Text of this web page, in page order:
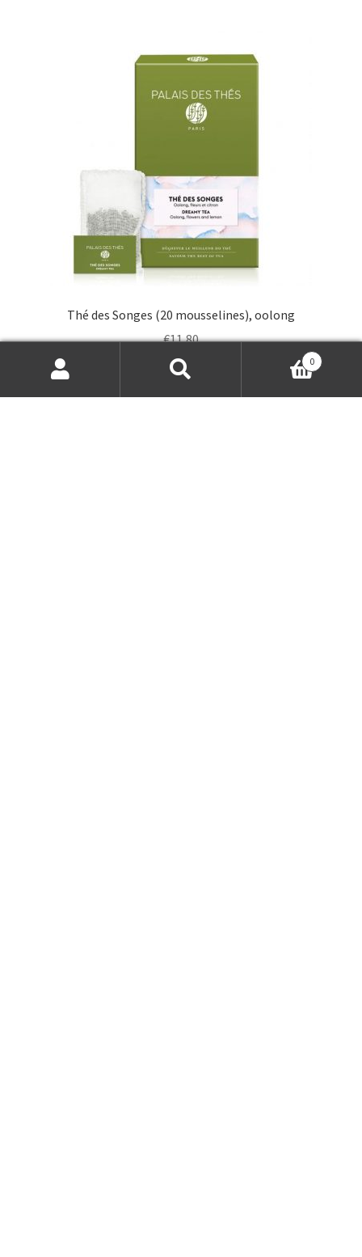
Thé des Songes (20 mousselines), oolong
€11,80
Add to cart
for:
0